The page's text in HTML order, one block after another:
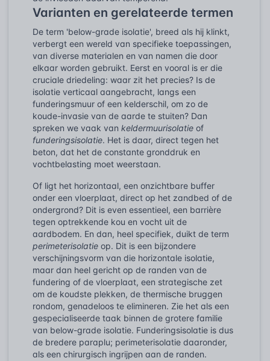
Varianten en gerelateerde termen
De term 'below-grade isolatie', breed als hij klinkt,
verbergt een wereld van specifieke toepassingen,
van diverse materialen en van namen die door
elkaar worden gebruikt. Eerst en vooral is er die
cruciale driedeling: waar zit het precies? Is de
isolatie verticaal aangebracht, langs een
funderingsmuur of een kelderschil, om zo de
koude-invasie van de aarde te stuiten? Dan
spreken we vaak van keldermuurisolatie of
funderingsisolatie. Het is daar, direct tegen het
beton, dat het de constante gronddruk en
vochtbelasting moet weerstaan.
Of ligt het horizontaal, een onzichtbare buffer
onder een vloerplaat, direct op het zandbed of de
ondergrond? Dit is even essentieel, een barrière
tegen optrekkende kou en vocht uit de
aardbodem. En dan, heel specifiek, duikt de term
perimeterisolatie op. Dit is een bijzondere
verschijningsvorm van die horizontale isolatie,
maar dan heel gericht op de randen van de
fundering of de vloerplaat, een strategische zet
om de koudste plekken, de thermische bruggen
rondom, genadeloos te elimineren. Zie het als een
gespecialiseerde taak binnen de grotere familie
van below-grade isolatie. Funderingsisolatie is dus
de bredere paraplu; perimeterisolatie daaronder,
als een chirurgisch ingrijpen aan de randen.